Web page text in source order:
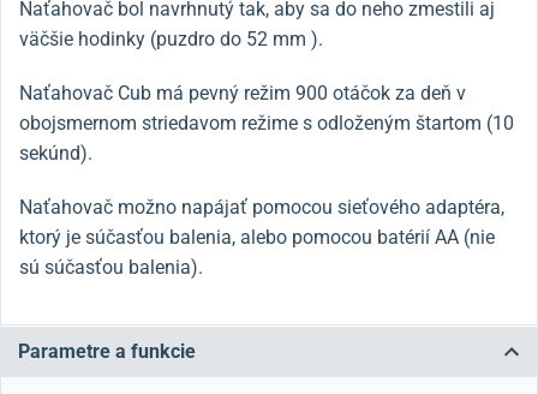
Naťahovač bol navrhnutý tak, aby sa do neho zmestili aj
väčšie hodinky (puzdro do 52 mm ).
Naťahovač Cub má pevný režim 900 otáčok za deň v
obojsmernom striedavom režime s odloženým štartom (10
sekúnd).
Naťahovač možno napájať pomocou sieťového adaptéra,
ktorý je súčasťou balenia, alebo pomocou batérií AA (nie
sú súčasťou balenia).
Parametre a funkcie